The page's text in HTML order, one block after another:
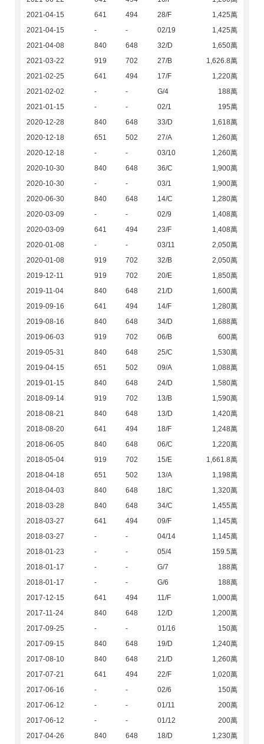
2021-04-15
641 494 28/F
1,425萬
2021-04-15
- - 02/19
1,425萬
2021-04-08
840 648 32/D
1,650萬
2021-03-22
919 702 27/B
1,626.8萬
2021-02-25
641 494 17/F
1,220萬
2021-02-02
- - G/4
188萬
2021-01-15
- - 02/1
195萬
2020-12-28
840 648 33/D
1,618萬
2020-12-18
651 502 27/A
1,260萬
2020-12-18
- - 03/10
1,260萬
2020-10-30
840 648 36/C
1,900萬
2020-10-30
- - 03/1
1,900萬
2020-06-30
840 648 14/C
1,280萬
2020-03-09
- - 02/9
1,408萬
2020-03-09
641 494 23/F
1,408萬
2020-01-08
- - 03/11
2,050萬
2020-01-08
919 702 32/B
2,050萬
2019-12-11
919 702 20/E
1,850萬
2019-11-04
840 648 21/D
1,600萬
2019-09-16
641 494 14/F
1,280萬
2019-08-16
840 648 34/D
1,688萬
2019-06-03
919 702 06/B
600萬
2019-05-31
840 648 25/C
1,530萬
2019-04-15
651 502 09/A
1,088萬
2019-01-15
840 648 24/D
1,580萬
2018-09-14
919 702 13/B
1,590萬
2018-08-21
840 648 13/D
1,420萬
2018-08-20
641 494 18/F
1,248萬
2018-06-05
840 648 06/C
1,220萬
2018-05-04
919 702 15/E
1,661.8萬
2018-04-18
651 502 13/A
1,198萬
2018-04-03
840 648 18/C
1,320萬
2018-03-28
840 648 34/C
1,455萬
2018-03-27
641 494 09/F
1,145萬
2018-03-27
- - 04/14
1,145萬
2018-01-23
- - 05/4
159.5萬
2018-01-17
- - G/7
188萬
2018-01-17
- - G/6
188萬
2017-12-15
641 494 11/F
1,000萬
2017-11-24
840 648 12/D
1,200萬
2017-09-25
- - 01/16
150萬
2017-09-15
840 648 19/D
1,240萬
2017-08-10
840 648 21/D
1,260萬
2017-07-21
641 494 22/F
1,020萬
2017-06-16
- - 02/6
150萬
2017-06-12
- - 01/11
200萬
2017-06-12
- - 01/12
200萬
2017-04-26
840 648 18/D
1,230萬